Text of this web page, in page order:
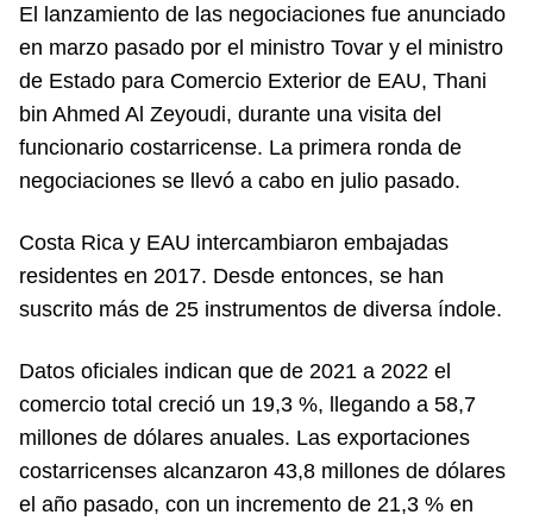
El lanzamiento de las negociaciones fue anunciado
en marzo pasado por el ministro Tovar y el ministro
de Estado para Comercio Exterior de EAU, Thani
bin Ahmed Al Zeyoudi, durante una visita del
funcionario costarricense. La primera ronda de
negociaciones se llevó a cabo en julio pasado.
Costa Rica y EAU intercambiaron embajadas
residentes en 2017. Desde entonces, se han
suscrito más de 25 instrumentos de diversa índole.
Datos oficiales indican que de 2021 a 2022 el
comercio total creció un 19,3 %, llegando a 58,7
millones de dólares anuales. Las exportaciones
costarricenses alcanzaron 43,8 millones de dólares
el año pasado, con un incremento de 21,3 % en